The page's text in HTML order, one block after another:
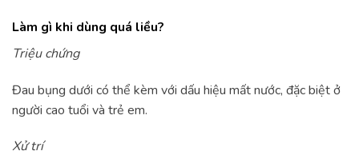
Làm gì khi dùng quá liều?
Triệu chứng
Đau bụng dưới có thể kèm với dấu hiệu mất nước, đặc biệt ở
người cao tuổi và trẻ em.
Xử trí